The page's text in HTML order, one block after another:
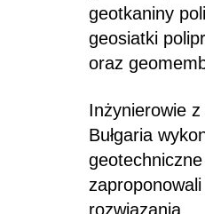
geotkaniny
geosiatki
oraz
Inżynierowie z
Bułgaria
rozwiązania.